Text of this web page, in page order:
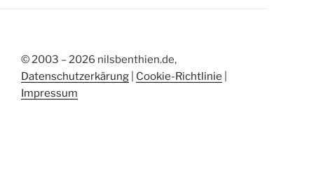
© 2003 – 2026 nilsbenthien.de,
Datenschutzerkärung
Cookie-Richtlinie
Impressum